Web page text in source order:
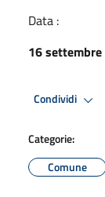
Data :
16
Condividi
Categorie:
Comune